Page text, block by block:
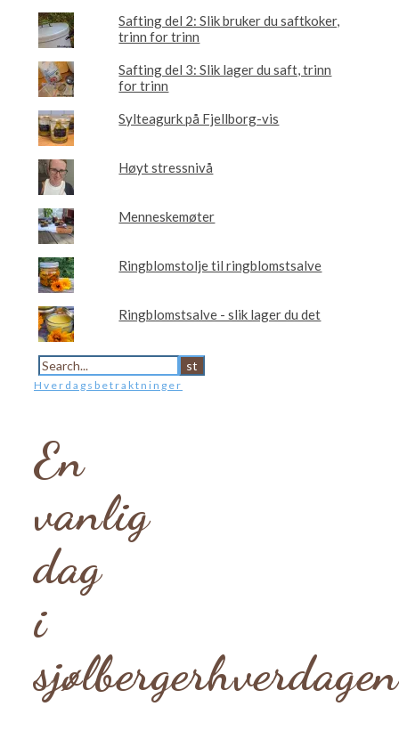
Safting del 2: Slik bruker du saftkoker,
trinn for trinn
Safting del 3: Slik lager du saft, trinn
for trinn
Sylteagurk på Fjellborg-vis
Høyt stressnivå
Menneskemøter
Ringblomstolje til ringblomstsalve
Ringblomstsalve - slik lager du det
Hverdagsbetraktninger
En
vanlig
dag
i
sjølbergerhverdagen